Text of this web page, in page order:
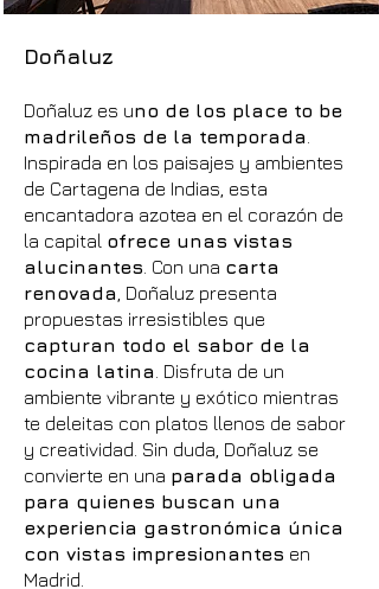
Doñaluz
Doñaluz es uno de los place to be
madrileños de la temporada
Inspirada en los paisajes y ambientes
de Cartagena de Indias, esta
encantadora azotea en el corazón de
la capital ofrece unas vistas
alucinantes . Con una carta
renovada , Doñaluz presenta
propuestas irresistibles que
capturan todo el sabor de la
cocina latina . Disfruta de un
ambiente vibrante y exótico mientras
te deleitas con platos llenos de sabor
y creatividad. Sin duda, Doñaluz se
convierte en una parada obligada
para quienes buscan una
experiencia gastronómica única
con vistas impresionantes en
Madrid.